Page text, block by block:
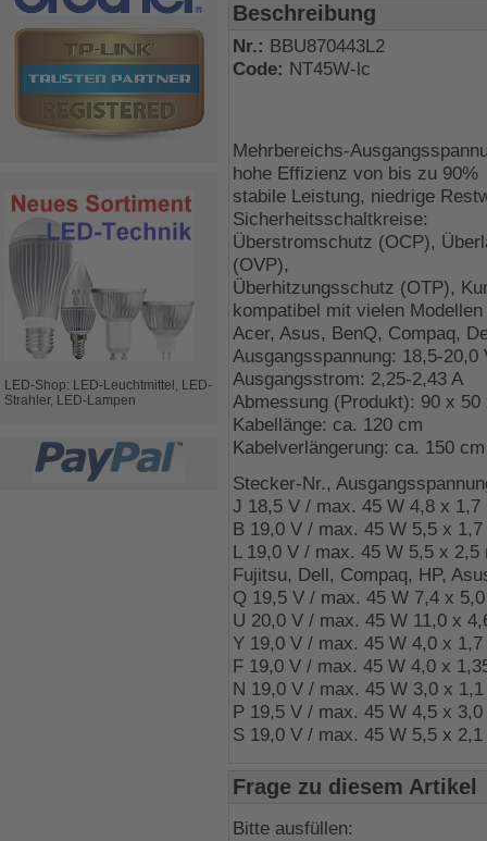
LED-Shop: LED-Leuchtmittel, LED-
Strahler, LED-Lampen
Beschreibung
Nr.: BBU870443L2
Code: NT45W-lc
Mehrbereichs-
hohe Effizienz von bis zu 90%
stabile Leistung, niedrige
Sicherheitsschaltkreise:
Überstromschutz (OCP),
(OVP),
Überhitzungsschutz (OTP),
kompatibel mit vielen
Acer, Asus, BenQ, Compaq,
Ausgangsspannung: 18,5-20,0
Ausgangsstrom: 2,25-2,43 A
Abmessung (Produkt): 90 x 50
Kabellänge: ca. 120 cm
Kabelverlängerung: ca. 150 cm
Stecker-Nr.,
J 18,5 V / max. 45 W 4,8 x
B 19,0 V / max. 45 W 5,5 x
L 19,0 V / max. 45 W 5,5 x
Fujitsu, Dell, Compaq, HP,
Q 19,5 V / max. 45 W 7,4 x
U 20,0 V / max. 45 W 11,0 x
Y 19,0 V / max. 45 W 4,0 x
F 19,0 V / max. 45 W 4,0 x
N 19,0 V / max. 45 W 3,0 x
P 19,5 V / max. 45 W 4,5 x
S 19,0 V / max. 45 W 5,5 x
Frage zu diesem Artikel
Bitte ausfüllen: